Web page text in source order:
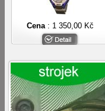
Cena : 1 350,00 Kč